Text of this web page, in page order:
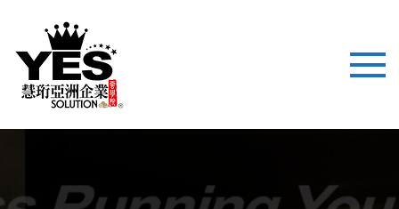
訓、立足亞洲市場，致